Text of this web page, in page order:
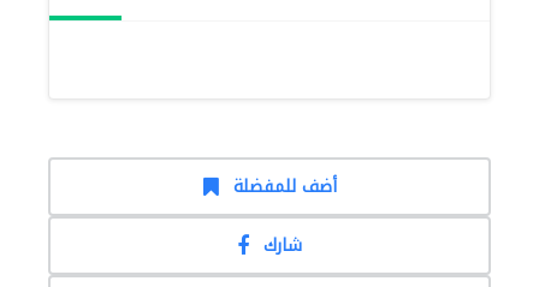
أضف للمفضلة
شارك